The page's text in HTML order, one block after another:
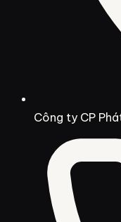
Công ty CP